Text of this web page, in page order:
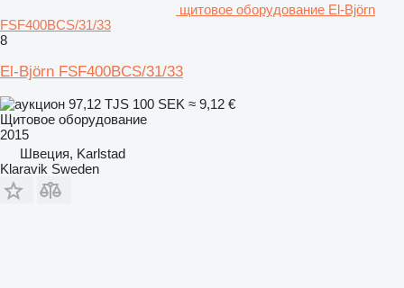
щитовое оборудование El-Björn
FSF400BCS/31/33
8
El-Björn FSF400BCS/31/33
97,12 TJS 100 SEK ≈ 9,12 €
Щитовое оборудование
2015
Швеция, Karlstad
Klaravik Sweden